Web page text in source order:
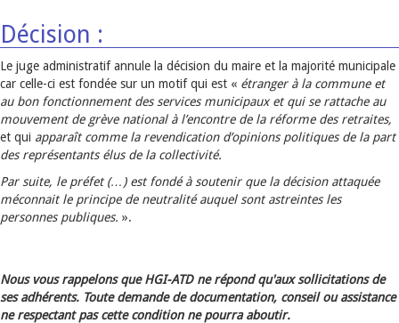
Décision :
Le juge administratif annule la décision du maire et la majorité municipale
car celle-ci est fondée sur un motif qui est « étranger à la commune et
au bon fonctionnement des services municipaux et qui se rattache au
mouvement de grève national à l’encontre de la réforme des retraites,
et qui apparaît comme la revendication d’opinions politiques de la part
des représentants élus de la collectivité.
Par suite, le préfet (…) est fondé à soutenir que la décision attaquée
méconnait le principe de neutralité auquel sont astreintes les
personnes publiques. ».
Nous vous rappelons que HGI-ATD ne répond qu'aux sollicitations de
ses adhérents. Toute demande de documentation, conseil ou assistance
ne respectant pas cette condition ne pourra aboutir.